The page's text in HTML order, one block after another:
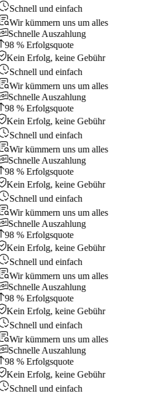
Schnell und einfach
Wir kümmern uns um alles
Schnelle Auszahlung
98 % Erfolgsquote
Kein Erfolg, keine Gebühr
Schnell und einfach
Wir kümmern uns um alles
Schnelle Auszahlung
98 % Erfolgsquote
Kein Erfolg, keine Gebühr
Schnell und einfach
Wir kümmern uns um alles
Schnelle Auszahlung
98 % Erfolgsquote
Kein Erfolg, keine Gebühr
Schnell und einfach
Wir kümmern uns um alles
Schnelle Auszahlung
98 % Erfolgsquote
Kein Erfolg, keine Gebühr
Schnell und einfach
Wir kümmern uns um alles
Schnelle Auszahlung
98 % Erfolgsquote
Kein Erfolg, keine Gebühr
Schnell und einfach
Wir kümmern uns um alles
Schnelle Auszahlung
98 % Erfolgsquote
Kein Erfolg, keine Gebühr
Schnell und einfach